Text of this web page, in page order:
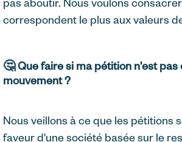
pas aboutir. Nous voulons
correspondent le plus aux valeurs
🤔 Que faire si ma pétition n'est
mouvement ?
Nous veillons à ce que les
faveur d'une société basée sur le